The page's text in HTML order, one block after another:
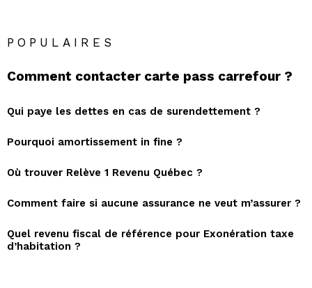
POPULAIRES
Comment contacter carte pass carrefour ?
Qui paye les dettes en cas de surendettement ?
Pourquoi amortissement in fine ?
Où trouver Relève 1 Revenu Québec ?
Comment faire si aucune assurance ne veut m’assurer ?
Quel revenu fiscal de référence pour Exonération taxe
d’habitation ?